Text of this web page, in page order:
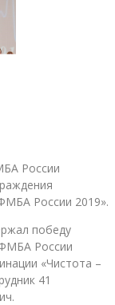
России
России 2019».
победу
России
«Чистота –
41